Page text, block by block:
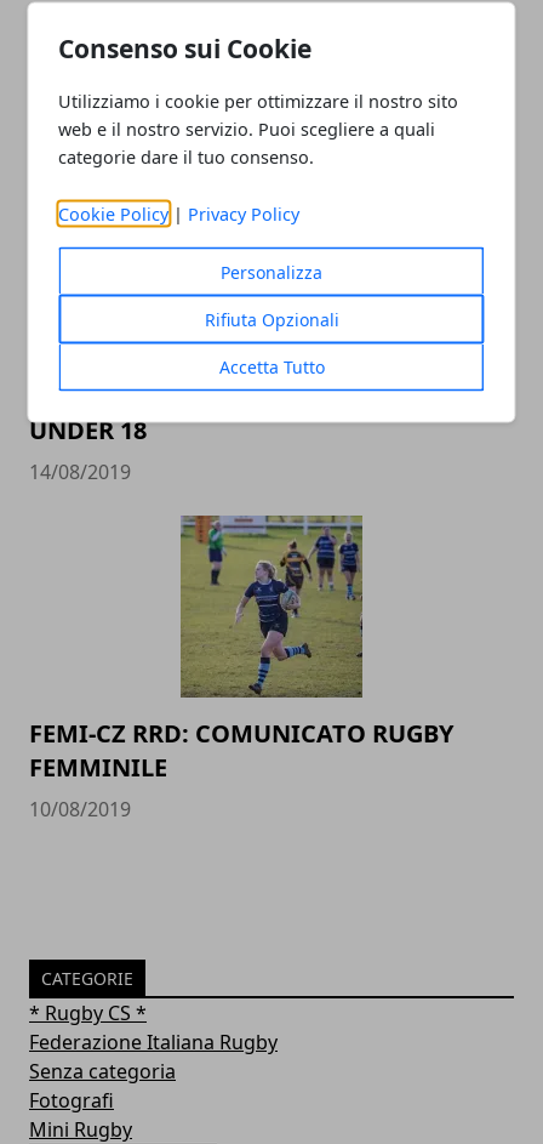
Consenso sui Cookie
Utilizziamo i cookie per ottimizzare il nostro sito
web e il nostro servizio. Puoi scegliere a quali
categorie dare il tuo consenso.
Cookie Policy | Privacy Policy
Personalizza
Rifiuta Opzionali
Accetta Tutto
20/08/2019
FEMI-CZ RRD: JACQUES MOMBERG
COLLABORERA&rsquo; CON LO STAFF
TECNICO DELLA FTGI RUGBY POLESINE
UNDER 18
14/08/2019
FEMI-CZ RRD: COMUNICATO RUGBY
FEMMINILE
10/08/2019
CATEGORIE
* Rugby CS *
Federazione Italiana Rugby
Senza categoria
Fotografi
Mini Rugby